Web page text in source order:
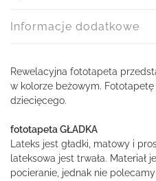
Informacje dodatkowe
Rewelacyjna fototapeta
w kolorze beżowym.
dziecięcego.
fototapeta GŁADKA
Lateks jest gładki, matowy i
lateksowa jest trwała. Materiał
pocieranie, jednak nie